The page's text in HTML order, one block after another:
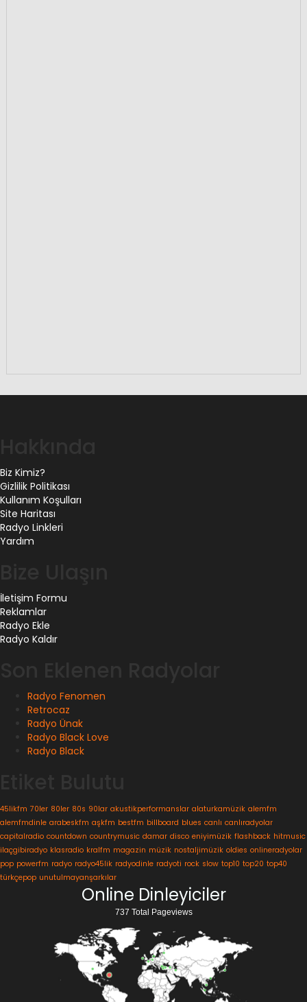
Biz Kimiz?
Gizlilik Politikası
Kullanım Koşulları
Site Haritası
Radyo Linkleri
Yardım
İletişim Formu
Reklamlar
Radyo Ekle
Radyo Kaldır
Radyo Fenomen
Retrocaz
Radyo Ünak
Radyo Black Love
Radyo Black
45likfm 70ler 80ler 80s 90lar akustikperformanslar alaturkamüzik alemfm
alemfmdinle arabeskfm aşkfm bestfm billboard blues canlı canlıradyolar
capitalradio countdown countrymusic damar disco eniyimüzik flashback hitmusic
ilaçgibiradyo klasradio kralfm magazin müzik nostaljimüzik oldies onlineradyolar
pop powerfm radyo radyo45lik radyodinle radyoti rock slow top10 top20 top40
türkçepop unutulmayanşarkılar
Online Dinleyiciler
737 Total Pageviews